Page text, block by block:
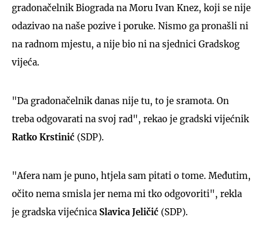
gradonačelnik Biograda na Moru Ivan Knez, koji se nije
odazivao na naše pozive i poruke. Nismo ga pronašli ni
na radnom mjestu, a nije bio ni na sjednici Gradskog
vijeća.
"Da gradonačelnik danas nije tu, to je sramota. On
treba odgovarati na svoj rad", rekao je gradski vijećnik
Ratko Krstinić (SDP).
"Afera nam je puno, htjela sam pitati o tome. Međutim,
očito nema smisla jer nema mi tko odgovoriti", rekla
je gradska vijećnica Slavica Jeličić (SDP).